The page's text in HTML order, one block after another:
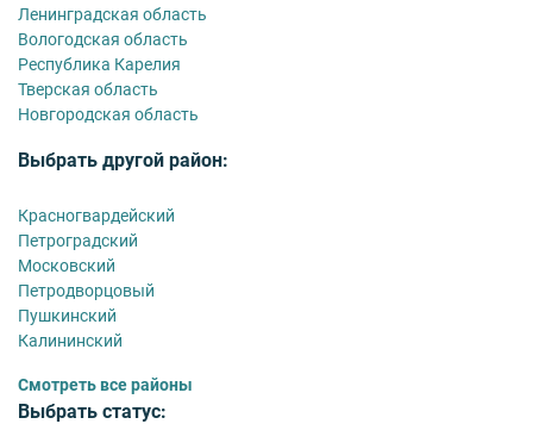
Ленинградская область
Вологодская область
Республика Карелия
Тверская область
Новгородская область
Выбрать другой район:
Красногвардейский
Петроградский
Московский
Петродворцовый
Пушкинский
Калининский
Смотреть все районы
Выбрать статус: